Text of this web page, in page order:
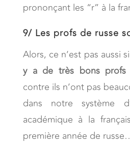
prononçant les “r” à la
9/Les profs de russe
Alors, ce n’est pas aussi
y a de très bons profs
contre ils n’ont pas
dans notre système
académique à la
première année de